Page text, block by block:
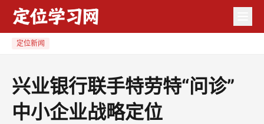
定位新闻
兴业银行联手特劳特“问诊”
中小企业战略定位